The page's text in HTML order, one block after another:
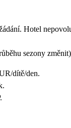
Hotel
sezony změnit)
dítě/den.